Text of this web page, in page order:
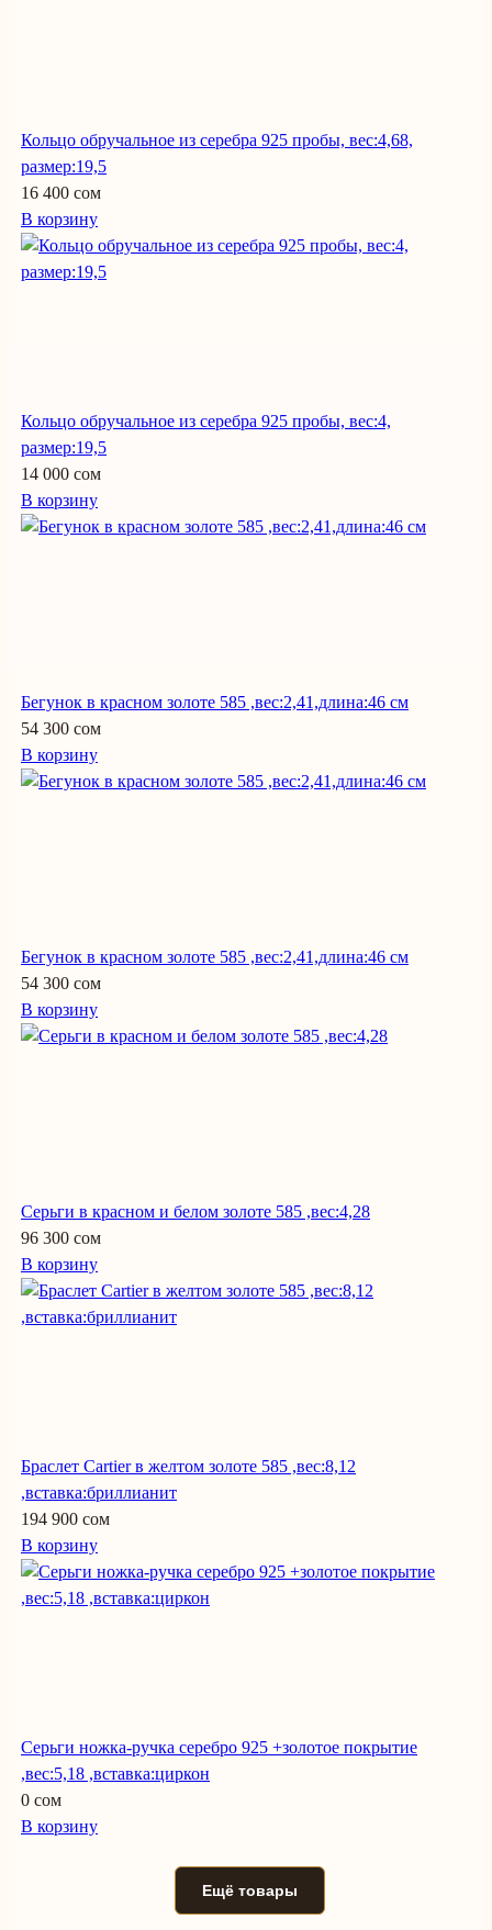
Кольцо обручальное из серебра 925 пробы, вес:4,68,
размер:19,5
16 400 сом
В корзину
Кольцо обручальное из серебра 925 пробы, вес:4,
размер:19,5
14 000 сом
В корзину
Бегунок в красном золоте 585 ,вес:2,41,длина:46 см
54 300 сом
В корзину
Бегунок в красном золоте 585 ,вес:2,41,длина:46 см
54 300 сом
В корзину
Серьги в красном и белом золоте 585 ,вес:4,28
96 300 сом
В корзину
Браслет Cartier в желтом золоте 585 ,вес:8,12
,вставка:бриллианит
194 900 сом
В корзину
Серьги ножка-ручка серебро 925 +золотое покрытие
,вес:5,18 ,вставка:циркон
0 сом
В корзину
Ещё товары